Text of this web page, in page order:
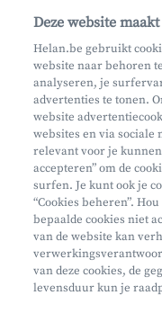
Maak een afspraak
Waar vind je ons?
Phishing
Mifid
Privacy
Juridische info
Onderworpen aan de
Deze website
Helan.be gebruikt
website naar behoren
analyseren, je
advertenties te tonen.
website
websites en via sociale
relevant voor je
accepteren” om de
surfen. Je kunt ook je
“Cookies beheren”.
bepaalde cookies niet
van de website kan
van deze cookies, de
levensduur kun je